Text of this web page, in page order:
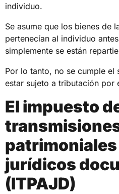
individuo.
Se asume que los bienes de
pertenecían al individuo
simplemente se están
Por lo tanto, no se cumple el
estar sujeto a tributación por
El impuesto
jurídicos
(ITPAJD)